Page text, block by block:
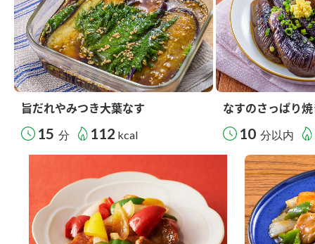
旨だれやみつき大葉なす
15 分 112 kcal
なすのさっぱり
10 分以内